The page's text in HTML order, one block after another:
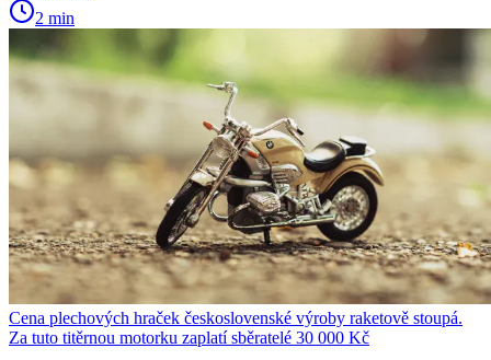
2 min
Cena plechových hraček československé výroby raketově stoupá.
Za tuto titěrnou motorku zaplatí sběratelé 30 000 Kč